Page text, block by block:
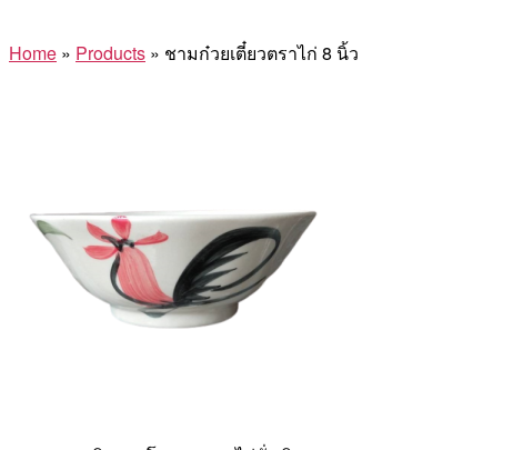
Home » Products » ชามก๋วยเตี๋ยวตราไก่ 8 นิ้ว